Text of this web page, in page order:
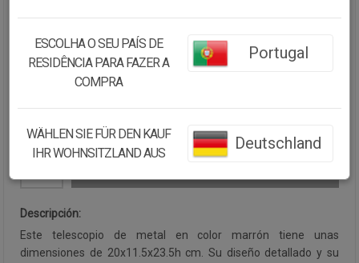
Disponibilidad: Disponible
Descripción:
Este telescopio de metal en color marrón tiene unas
dimensiones de 20x11.5x23.5h cm. Su diseño detallado y su
ESCOLHA O SEU PAÍS DE
RESIDÊNCIA PARA FAZER A
COMPRA
Portugal
WÄHLEN SIE FÜR DEN KAUF
IHR WOHNSITZLAND AUS
Deutschland